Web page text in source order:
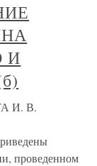
И
И. В.
проведенном